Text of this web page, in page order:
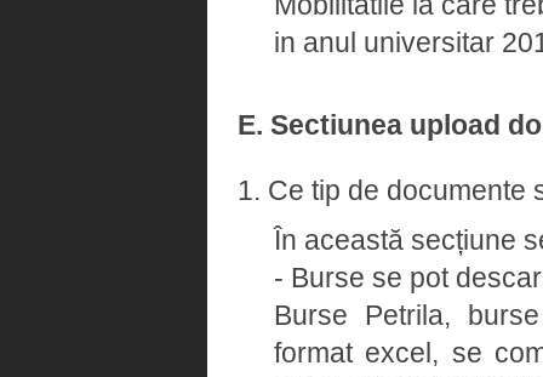
in anul universitar
E. Sectiunea upload
1. Ce tip de documente
În această secțiune
- Burse se pot
Burse Petrila,
format excel, se